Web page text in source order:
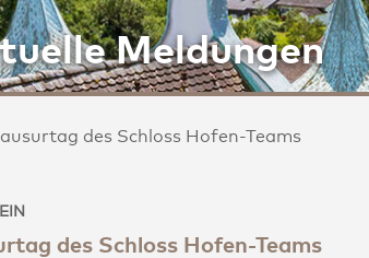
Meldungen
des Schloss Hofen-Teams
des Schloss Hofen-Teams